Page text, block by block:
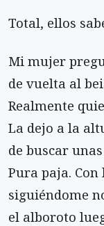
Total, ellos
Mi mujer
de vuelta al
Realmente
La dejo a la
de buscar
Pura paja. Con
siguiéndome
el alboroto